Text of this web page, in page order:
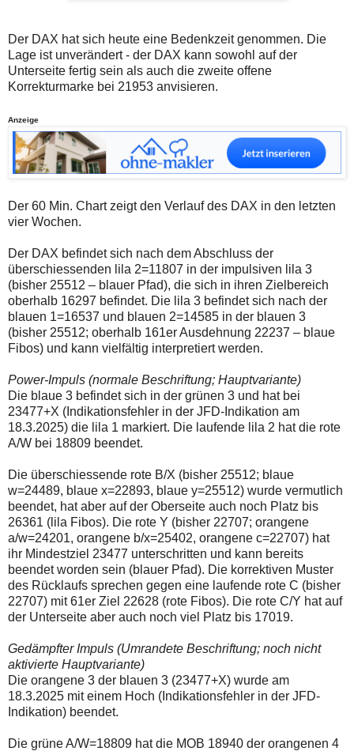
die
Netiquette
oder
ein
Missbrauch
Kommentarfunktion
sein.
Bitte
überprüfen
Sie
oder
Ihre
und
versuchen
Sie
es
zu
einem
späteren
Zeitpunkt
noch
Sollte
das
Problem
weiterbestehen
bitte
ich
um
per
Mail
robbys-
elliottwellen@online.de.
Bis
zur
Lösung
des
Problems
sind
die
Post
auch
der
Plattform
wallstreet-
online.de
verfügbar.
Post
auch
auf
der
Plattform
online.de
verfügbar.
Der DAX hat sich heute eine Bedenkzeit genommen. Die
Lage ist unverändert - der DAX kann sowohl auf der
Unterseite fertig sein als auch die zweite offene
Korrekturmarke bei 21953 anvisieren.
Anzeige
Der 60 Min. Chart zeigt den Verlauf des DAX in den letzten
vier Wochen.
Der DAX befindet sich nach dem Abschluss der
überschiessenden lila 2=11807 in der impulsiven lila 3
(bisher 25512 – blauer Pfad), die sich in ihren Zielbereich
oberhalb 16297 befindet. Die lila 3 befindet sich nach der
blauen 1=16537 und blauen 2=14585 in der blauen 3
(bisher 25512; oberhalb 161er Ausdehnung 22237 – blaue
Fibos) und kann vielfältig interpretiert werden.
Power-Impuls (normale Beschriftung; Hauptvariante)
Die blaue 3 befindet sich in der grünen 3 und hat bei
23477+X (Indikationsfehler in der JFD-Indikation am
18.3.2025) die lila 1 markiert. Die laufende lila 2 hat die rote
A/W bei 18809 beendet.
Die überschiessende rote B/X (bisher 25512; blaue
w=24489, blaue x=22893, blaue y=25512) wurde vermutlich
beendet, hat aber auf der Oberseite auch noch Platz bis
26361 (lila Fibos). Die rote Y (bisher 22707; orangene
a/w=24201, orangene b/x=25402, orangene c=22707) hat
ihr Mindestziel 23477 unterschritten und kann bereits
beendet worden sein (blauer Pfad). Die korrektiven Muster
des Rücklaufs sprechen gegen eine laufende rote C (bisher
22707) mit 61er Ziel 22628 (rote Fibos). Die rote C/Y hat auf
der Unterseite aber auch noch viel Platz bis 17019.
Gedämpfter Impuls (Umrandete Beschriftung; noch nicht
aktivierte Hauptvariante)
Die orangene 3 der blauen 3 (23477+X) wurde am
18.3.2025 mit einem Hoch (Indikationsfehler in der JFD-
Indikation) beendet.
Die grüne A/W=18809 hat die MOB 18940 der orangenen 4